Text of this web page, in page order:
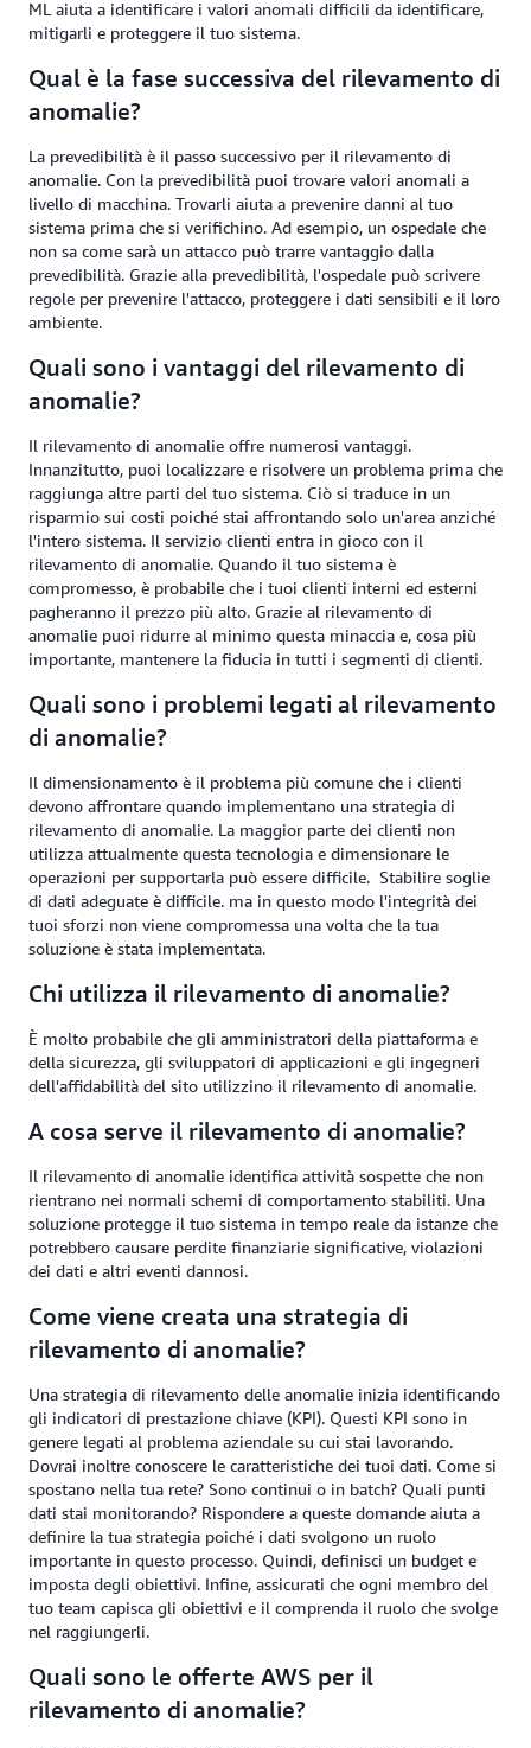
ML aiuta a identificare i valori anomali difficili da identificare,
mitigarli e proteggere il tuo sistema.
Qual è la fase successiva del rilevamento di
anomalie?
La prevedibilità è il passo successivo per il rilevamento di
anomalie. Con la prevedibilità puoi trovare valori anomali a
livello di macchina. Trovarli aiuta a prevenire danni al tuo
sistema prima che si verifichino. Ad esempio, un ospedale che
non sa come sarà un attacco può trarre vantaggio dalla
prevedibilità. Grazie alla prevedibilità, l'ospedale può scrivere
regole per prevenire l'attacco, proteggere i dati sensibili e il loro
ambiente.
Quali sono i vantaggi del rilevamento di
anomalie?
Il rilevamento di anomalie offre numerosi vantaggi.
Innanzitutto, puoi localizzare e risolvere un problema prima che
raggiunga altre parti del tuo sistema. Ciò si traduce in un
risparmio sui costi poiché stai affrontando solo un'area anziché
l'intero sistema. Il servizio clienti entra in gioco con il
rilevamento di anomalie. Quando il tuo sistema è
compromesso, è probabile che i tuoi clienti interni ed esterni
pagheranno il prezzo più alto. Grazie al rilevamento di
anomalie puoi ridurre al minimo questa minaccia e, cosa più
importante, mantenere la fiducia in tutti i segmenti di clienti.
Quali sono i problemi legati al rilevamento
di anomalie?
Il dimensionamento è il problema più comune che i clienti
devono affrontare quando implementano una strategia di
rilevamento di anomalie. La maggior parte dei clienti non
utilizza attualmente questa tecnologia e dimensionare le
operazioni per supportarla può essere difficile. Stabilire soglie
di dati adeguate è difficile. ma in questo modo l'integrità dei
tuoi sforzi non viene compromessa una volta che la tua
soluzione è stata implementata.
Chi utilizza il rilevamento di anomalie?
È molto probabile che gli amministratori della piattaforma e
della sicurezza, gli sviluppatori di applicazioni e gli ingegneri
dell'affidabilità del sito utilizzino il rilevamento di anomalie.
A cosa serve il rilevamento di anomalie?
Il rilevamento di anomalie identifica attività sospette che non
rientrano nei normali schemi di comportamento stabiliti. Una
soluzione protegge il tuo sistema in tempo reale da istanze che
potrebbero causare perdite finanziarie significative, violazioni
dei dati e altri eventi dannosi.
Come viene creata una strategia di
rilevamento di anomalie?
Una strategia di rilevamento delle anomalie inizia identificando
gli indicatori di prestazione chiave (KPI). Questi KPI sono in
genere legati al problema aziendale su cui stai lavorando.
Dovrai inoltre conoscere le caratteristiche dei tuoi dati. Come si
spostano nella tua rete? Sono continui o in batch? Quali punti
dati stai monitorando? Rispondere a queste domande aiuta a
definire la tua strategia poiché i dati svolgono un ruolo
importante in questo processo. Quindi, definisci un budget e
imposta degli obiettivi. Infine, assicurati che ogni membro del
tuo team capisca gli obiettivi e il comprenda il ruolo che svolge
nel raggiungerli.
Quali sono le offerte AWS per il
rilevamento di anomalie?